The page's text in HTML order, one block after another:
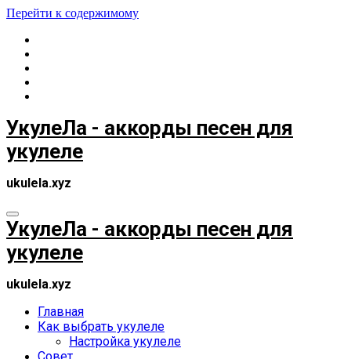
Перейти к содержимому
УкулеЛа - аккорды песен для
укулеле
ukulela.xyz
УкулеЛа - аккорды песен для
укулеле
ukulela.xyz
Главная
Как выбрать укулеле
Настройка укулеле